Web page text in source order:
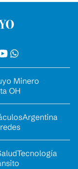
Minero
OH
Argentina
Tecnología